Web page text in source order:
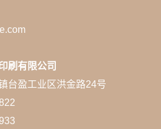
刷有限公司
台盈工业区洪金路24号